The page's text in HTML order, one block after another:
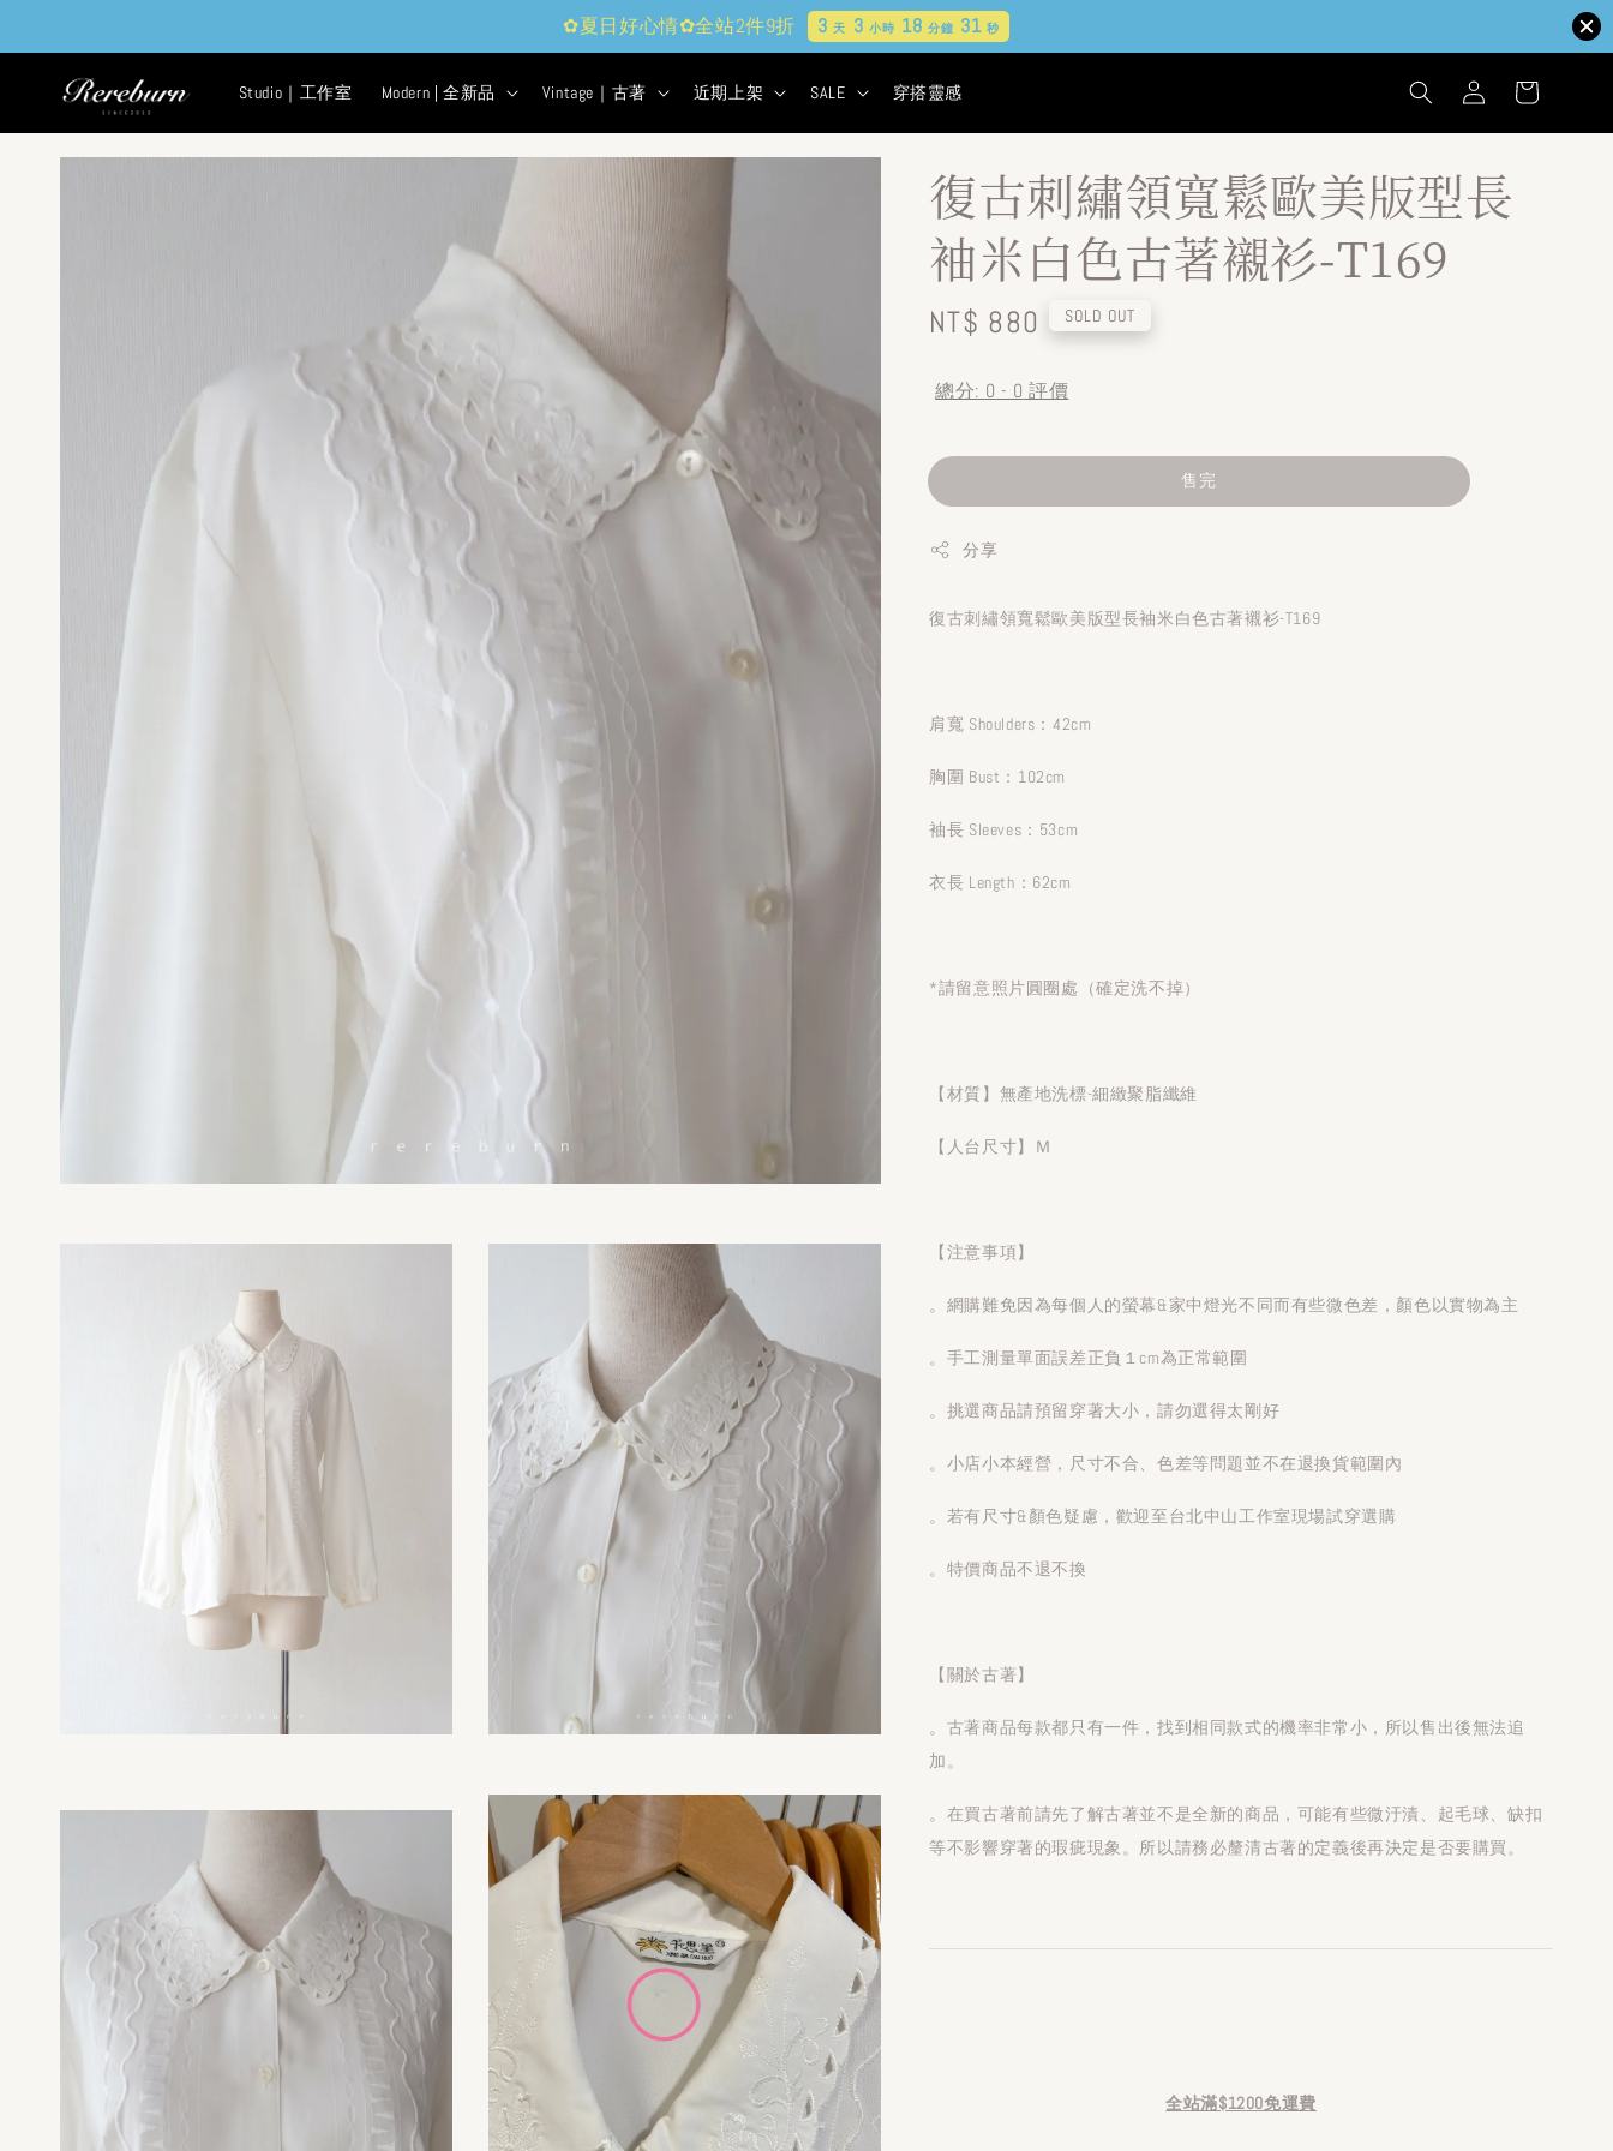
✿夏日好心情✿全站2件9折 3天 3小時 18分鐘 30秒
Studio｜工作室 Modern | 全新品 Vintage｜古著 近期上架 SALE 穿搭靈感
復古刺繡領寬鬆歐美版型長
袖米白色古著襯衫-T169
Regular
NT$ 880 SOLD OUT
總分: 0 - 0 評價
售完
分享
復古刺繡領寬鬆歐美版型長袖米白色古著襯衫-T169
肩寬 Shoulders：42cm
胸圍 Bust：102cm
袖長 Sleeves：53cm
衣長 Length：62cm
*請留意照片圓圈處（確定洗不掉）
【材質】無產地洗標-細緻聚脂纖維
【人台尺寸】Ｍ
【注意事項】
。網購難免因為每個人的螢幕&家中燈光不同而有些微色差，顏色以實物為主
。手工測量單面誤差正負１cm為正常範圍
。挑選商品請預留穿著大小，請勿選得太剛好
。小店小本經營，尺寸不合、色差等問題並不在退換貨範圍內
。若有尺寸&顏色疑慮，歡迎至台北中山工作室現場試穿選購
。特價商品不退不換
【關於古著】
。古著商品每款都只有一件，找到相同款式的機率非常小，所以售出後無法追
加。
。在買古著前請先了解古著並不是全新的商品，可能有些微汙漬、起毛球、缺扣
等不影響穿著的瑕疵現象。所以請務必釐清古著的定義後再決定是否要購買。
全站滿$1200免運費